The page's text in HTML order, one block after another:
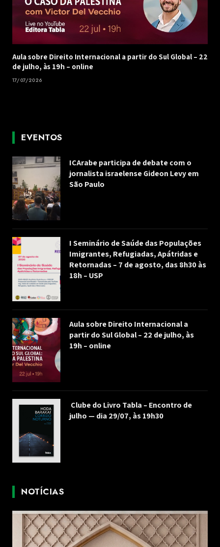
Aula sobre Direito Internacional a partir do Sul Global – 22
de julho, às 19h – online
17/07/2026
EVENTOS
ICArabe participa de debate com o
jornalista israelense Gideon Levy em
São Paulo
I Seminário de Saúde das Populações
Imigrantes, Refugiadas, Apátridas e
Retornadas – 7 de agosto, das 8h30 às
18h – USP
Aula sobre Direito Internacional a
partir do Sul Global – 22 de julho, às
19h – online
Clube do Livro Tabla – Encontro de
julho — dia 29/07, às 19h30
NOTÍCIAS